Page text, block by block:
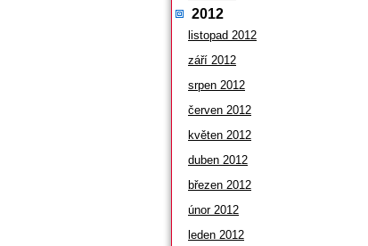
2012
listopad 2012
září 2012
srpen 2012
červen 2012
květen 2012
duben 2012
březen 2012
únor 2012
leden 2012